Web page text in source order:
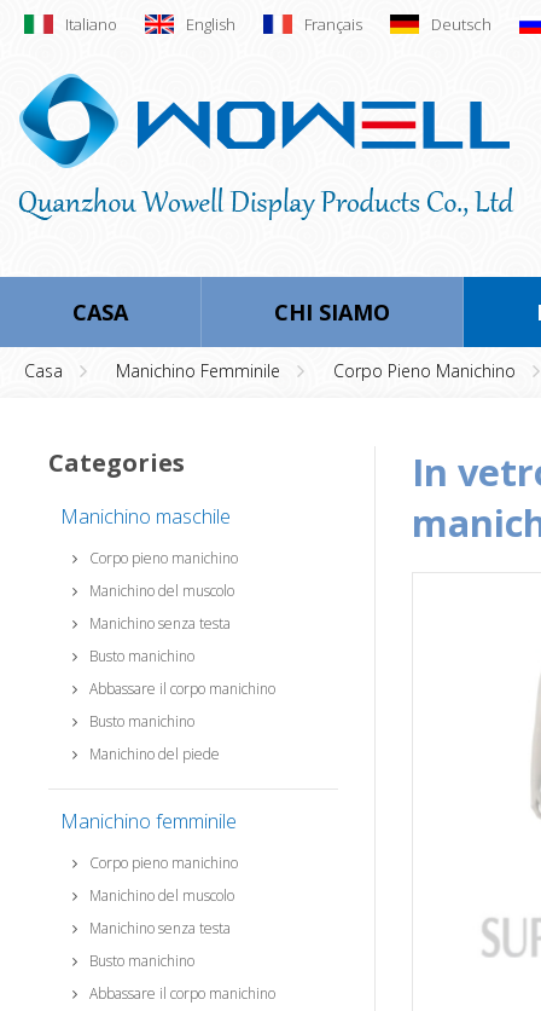
Italiano English Français Deutsch
CASA CHI SIAMO
Casa Manichino Femminile Corpo Pieno Manichino
Categories
Manichino maschile
Corpo pieno manichino
Manichino del muscolo
Manichino senza testa
Busto manichino
Abbassare il corpo manichino
Busto manichino
Manichino del piede
Manichino femminile
Corpo pieno manichino
Manichino del muscolo
Manichino senza testa
Busto manichino
Abbassare il corpo manichino
in vetroresina completo del corpo in piedi